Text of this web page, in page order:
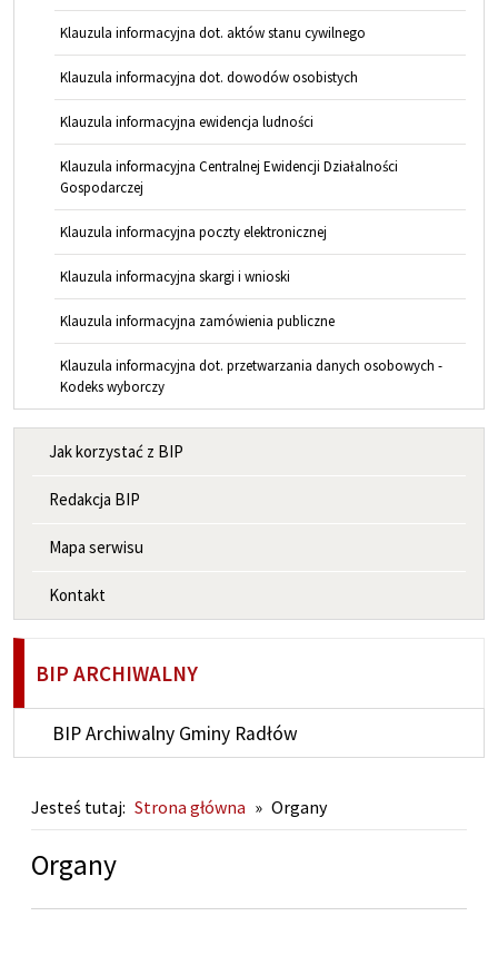
Klauzula informacyjna dot. aktów stanu cywilnego
Klauzula informacyjna dot. dowodów osobistych
Klauzula informacyjna ewidencja ludności
Klauzula informacyjna Centralnej Ewidencji Działalności
Gospodarczej
Klauzula informacyjna poczty elektronicznej
Klauzula informacyjna skargi i wnioski
Klauzula informacyjna zamówienia publiczne
Klauzula informacyjna dot. przetwarzania danych osobowych -
Kodeks wyborczy
MENU INFORMACYJNE
Jak korzystać z BIP
Redakcja BIP
Mapa serwisu
Kontakt
BIP ARCHIWALNY
BIP Archiwalny Gminy Radłów
Jesteś tutaj: Strona główna » Organy
Organy